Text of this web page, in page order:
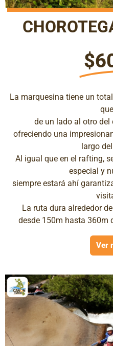
La marquesina tiene un
de un lado al otro del
ofreciendo una
largo
Al igual que en el rafting,
especial y
siempre estará ahí
La ruta dura alrededor
desde 150m hasta 360m
Ver